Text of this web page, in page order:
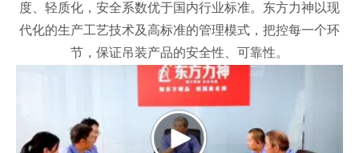
度、轻质化，安全系数优于国内行业标准。东方力神以现
代化的生产工艺技术及高标准的管理模式，把控每一个环
节，保证吊装产品的安全性、可靠性。